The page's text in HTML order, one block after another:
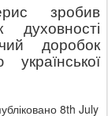
зробив
доробок
8th July